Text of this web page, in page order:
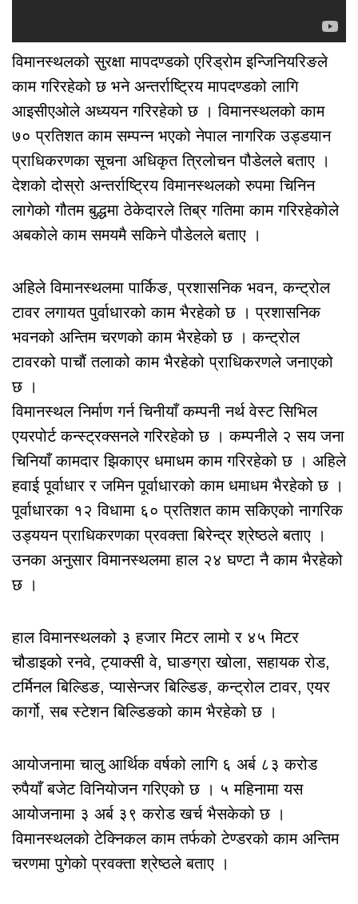
विमानस्थलको सुरक्षा मापदण्डको एरिड्रोम इन्जिनियरिङले
काम गरिरहेको छ भने अन्तर्राष्ट्रिय मापदण्डको लागि
आइसीएओले अध्ययन गरिरहेको छ । विमानस्थलको काम
७० प्रतिशत काम सम्पन्न भएको नेपाल नागरिक उड्डयान
प्राधिकरणका सूचना अधिकृत त्रिलोचन पौडेलले बताए ।
देशको दोस्रो अन्तर्राष्ट्रिय विमानस्थलको रुपमा चिनिन
लागेको गौतम बुद्धमा ठेकेदारले तिब्र गतिमा काम गरिरहेकोले
अबकोले काम समयमै सकिने पौडेलले बताए ।
अहिले विमानस्थलमा पार्किङ, प्रशासनिक भवन, कन्ट्रोल
टावर लगायत पुर्वाधारको काम भैरहेको छ । प्रशासनिक
भवनको अन्तिम चरणको काम भैरहेको छ । कन्ट्रोल
टावरको पाचौं तलाको काम भैरहेको प्राधिकरणले जनाएको
छ ।
विमानस्थल निर्माण गर्न चिनीयाँ कम्पनी नर्थ वेस्ट सिभिल
एयरपोर्ट कन्स्ट्रक्सनले गरिरहेको छ । कम्पनीले २ सय जना
चिनियाँ कामदार झिकाएर धमाधम काम गरिरहेको छ । अहिले
हवाई पूर्वाधार र जमिन पूर्वाधारको काम धमाधम भैरहेको छ ।
पूर्वाधारका १२ विधामा ६० प्रतिशत काम सकिएको नागरिक
उड्ययन प्राधिकरणका प्रवक्ता बिरेन्द्र श्रेष्ठले बताए ।
उनका अनुसार विमानस्थलमा हाल २४ घण्टा नै काम भैरहेको
छ ।
हाल विमानस्थलको ३ हजार मिटर लामो र ४५ मिटर
चौडाइको रनवे, ट्याक्सी वे, घाङग्रा खोला, सहायक रोड,
टर्मिनल बिल्डिङ, प्यासेन्जर बिल्डिङ, कन्ट्रोल टावर, एयर
कार्गो, सब स्टेशन बिल्डिङको काम भैरहेको छ ।
आयोजनामा चालु आर्थिक वर्षको लागि ६ अर्ब ८३ करोड
रुपैयाँ बजेट विनियोजन गरिएको छ । ५ महिनामा यस
आयोजनामा ३ अर्ब ३९ करोड खर्च भैसकेको छ ।
विमानस्थलको टेक्निकल काम तर्फको टेण्डरको काम अन्तिम
चरणमा पुगेको प्रवक्ता श्रेष्ठले बताए ।